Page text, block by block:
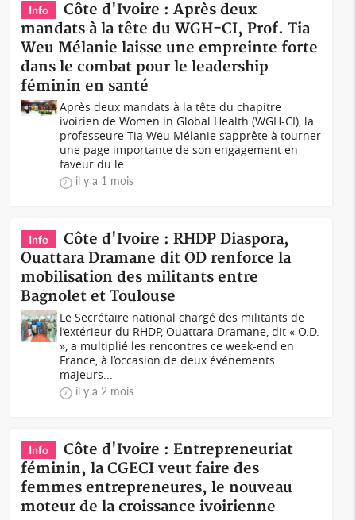
Info
Côte d'Ivoire : Après deux
mandats à la tête du WGH-CI, Prof. Tia
Weu Mélanie laisse une empreinte forte
dans le combat pour le leadership
féminin en santé
Après deux mandats à la tête du chapitre
ivoirien de Women in Global Health (WGH-CI), la
professeure Tia Weu Mélanie s’apprête à tourner
une page importante de son engagement en
faveur du le...
il y a 1 mois
Info
Côte d'Ivoire : RHDP Diaspora,
Ouattara Dramane dit OD renforce la
mobilisation des militants entre
Bagnolet et Toulouse
Le Secrétaire national chargé des militants de
l’extérieur du RHDP, Ouattara Dramane, dit « O.D.
», a multiplié les rencontres ce week-end en
France, à l’occasion de deux événements
majeurs...
il y a 2 mois
Info
Côte d'Ivoire : Entrepreneuriat
féminin, la CGECI veut faire des
femmes entrepreneures, le nouveau
moteur de la croissance ivoirienne